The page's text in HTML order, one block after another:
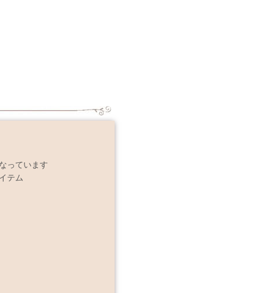
っています
テム